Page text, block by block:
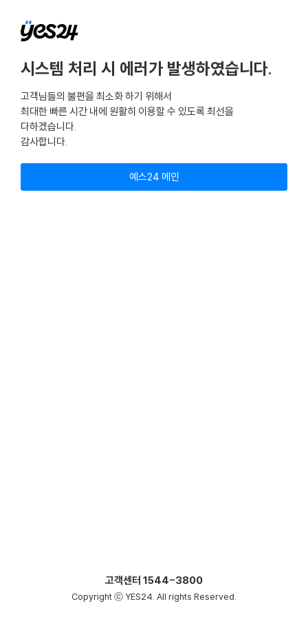
시스템 처리 시 에러가 발생하였습니다.
고객님들의 불편을 최소화 하기 위해서
최대한 빠른 시간 내에 원활히 이용할 수 있도록 최선을
다하겠습니다.
감사합니다.
예스24 메인
고객센터 1544-3800
Copyright ⓒ YES24. All rights Reserved.